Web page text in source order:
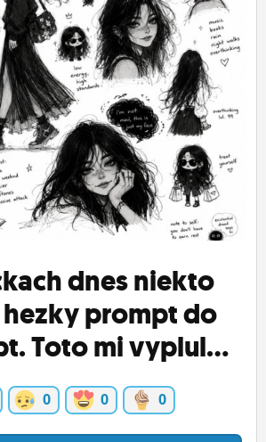
dnes niekto
prompt do
Toto mi vyplul...
0 0 0